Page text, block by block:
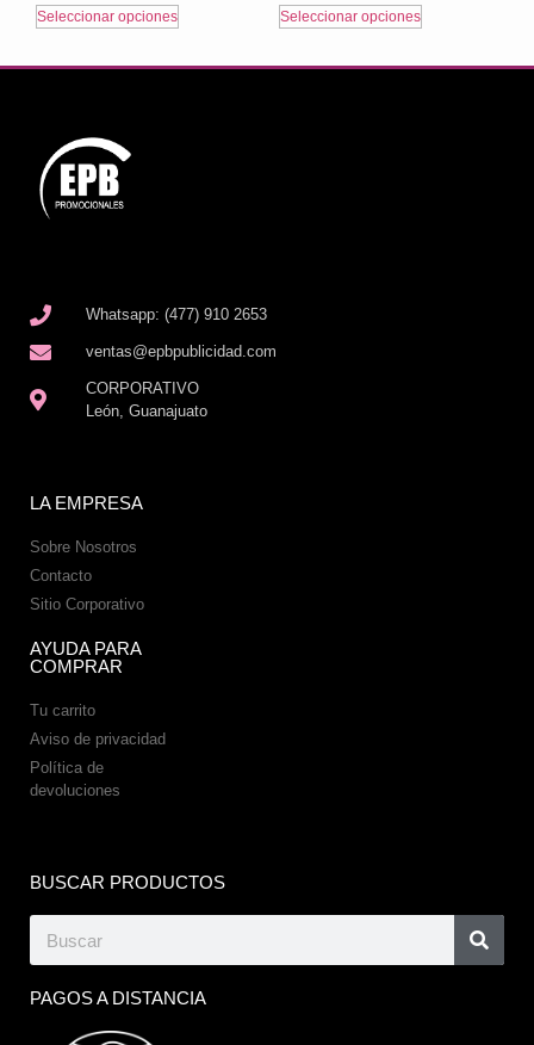
Seleccionar opciones Seleccionar opciones
Whatsapp: (477) 910 2653
ventas@epbpublicidad.com
CORPORATIVO
León, Guanajuato
LA EMPRESA
Sobre Nosotros
Contacto
Sitio Corporativo
AYUDA PARA
COMPRAR
Tu carrito
Aviso de privacidad
Política de
devoluciones
BUSCAR PRODUCTOS
PAGOS A DISTANCIA